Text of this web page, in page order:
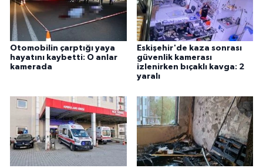
Otomobilin çarptığı yaya
hayatını kaybetti: O anlar
kamerada
Eskişehir'de kaza sonrası
güvenlik kamerası
izlenirken bıçaklı kavga: 2
yaralı